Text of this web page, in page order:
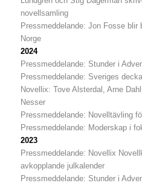
novellsamling
Pressmeddelande: Jon Fosse
Norge
2024
Pressmeddelande: Stunder i
Pressmeddelande: Sveriges
Novellix: Tove Alsterdal, Arne
Nesser
Pressmeddelande: Novelltävling
Pressmeddelande: Moderskap i
2023
Pressmeddelande: Novellix
avkopplande julkalender
Pressmeddelande: Stunder i